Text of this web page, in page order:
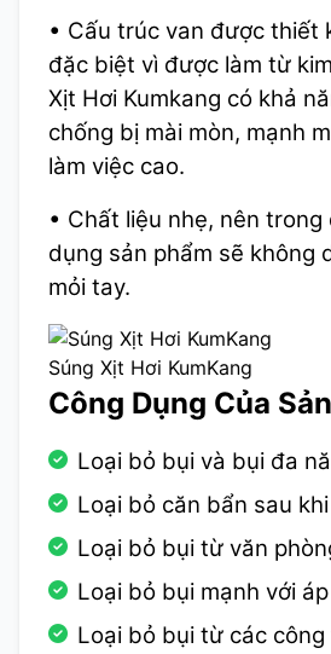
• Cấu trúc van được thiết
đặc biệt vì được làm từ
Xịt Hơi Kumkang có khả
chống bị mài mòn, mạnh
làm việc cao.
• Chất liệu nhẹ, nên
dụng sản phẩm sẽ không
mỏi tay.
Súng Xịt Hơi KumKang
Công Dụng Của
Loại bỏ bụi và bụi đa
Loại bỏ căn bẩn sau
Loại bỏ bụi từ văn
Loại bỏ bụi mạnh với
Loại bỏ bụi từ các